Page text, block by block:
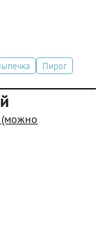
Пирог
(можно